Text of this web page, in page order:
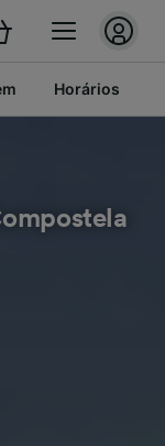
Horários